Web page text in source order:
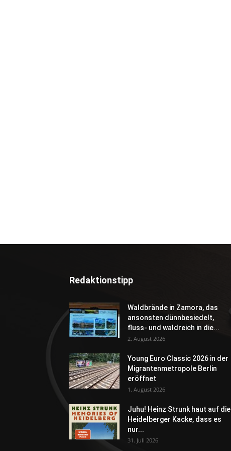
Redaktionstipp
Waldbrände in Zamora, das
ansonsten dünnbesiedelt,
fluss- und waldreich in die...
2. August 2026
Young Euro Classic 2026 in der
Migrantenmetropole Berlin
eröffnet
1. August 2026
Juhu! Heinz Strunk haut auf die
Heidelberger Kacke, dass es
nur...
31. Juli 2026